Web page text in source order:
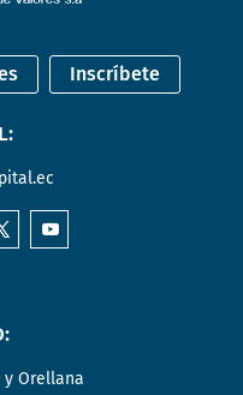
Inscríbete
y Orellana